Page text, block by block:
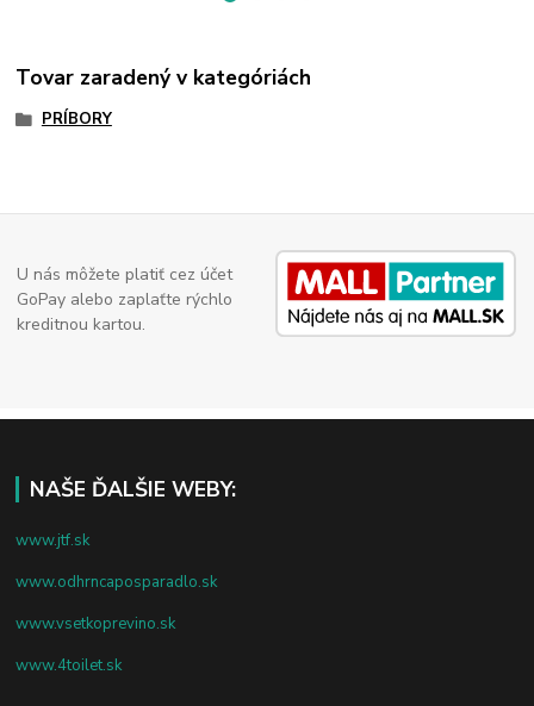
Tovar zaradený v kategóriách
PRÍBORY
U nás môžete platiť cez účet
GoPay alebo zaplaťte rýchlo
kreditnou kartou.
NAŠE ĎALŠIE WEBY:
www.jtf.sk
www.odhrncaposparadlo.sk
www.vsetkoprevino.sk
www.4toilet.sk